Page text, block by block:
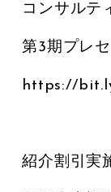
コンサルテ
第3期プレ
https://
紹介割引実